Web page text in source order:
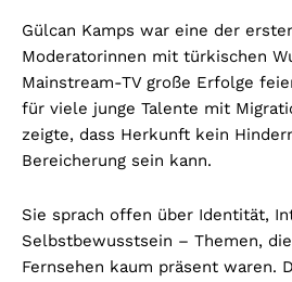
Gülcan Kamps war eine der
Moderatorinnen mit türkischen
Mainstream-TV große Erfolge
für viele junge Talente mit
zeigte, dass Herkunft kein
Bereicherung sein kann.
Sie sprach offen über Identität,
Selbstbewusstsein – Themen,
Fernsehen kaum präsent waren.